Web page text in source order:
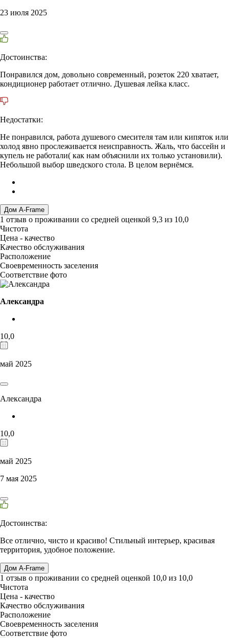
23 июля 2025
Достоинства:
Понравился дом, довольно современный, розеток 220 хватает,
кондиционер работает отлично. Душевая лейка класс.
Недостатки:
Не понравился, работа душевого смесителя там или кипяток или
холод явно прослеживается неисправность. Жаль, что бассейн и
купель не работали( как нам объяснили их только установили).
Небольшой выбор шведского стола. В целом вернёмся.
Дом A-Frame
1 отзыв о проживании со средней оценкой 9,3 из 10,0
Чистота
Цена - качество
Качество обслуживания
Расположение
Своевременность заселения
Соответствие фото
Александра
10,0
май 2025
Александра
10,0
май 2025
7 мая 2025
Достоинства:
Все отлично, чисто и красиво! Стильный интерьер, красивая
территория, удобное положение.
Дом A-Frame
1 отзыв о проживании со средней оценкой 10,0 из 10,0
Чистота
Цена - качество
Качество обслуживания
Расположение
Своевременность заселения
Соответствие фото